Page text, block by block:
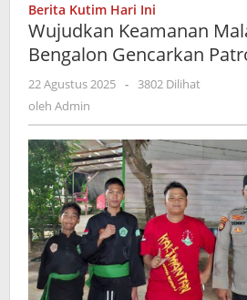
Berita Kutim Hari Ini
Wujudkan Keamanan
Bengalon Gencarkan
22 Agustus 2025 oleh
- 3802 Dilihat
oleh Admin